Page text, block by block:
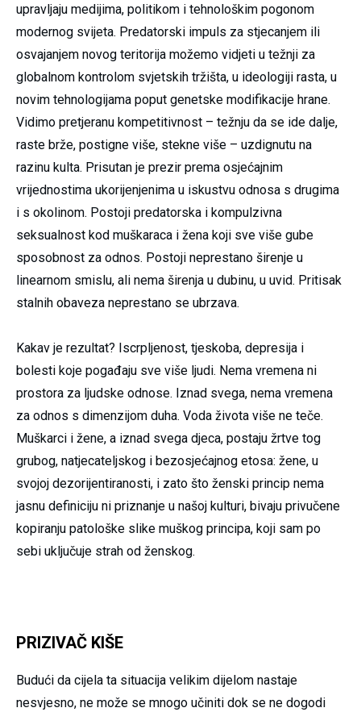
upravljaju medijima, politikom i tehnološkim pogonom
modernog svijeta. Predatorski impuls za stjecanjem ili
osvajanjem novog teritorija možemo vidjeti u težnji za
globalnom kontrolom svjetskih tržišta, u ideologiji rasta, u
novim tehnologijama poput genetske modifikacije hrane.
Vidimo pretjeranu kompetitivnost – težnju da se ide dalje,
raste brže, postigne više, stekne više – uzdignutu na
razinu kulta. Prisutan je prezir prema osjećajnim
vrijednostima ukorijenjenima u iskustvu odnosa s drugima
i s okolinom. Postoji predatorska i kompulzivna
seksualnost kod muškaraca i žena koji sve više gube
sposobnost za odnos. Postoji neprestano širenje u
linearnom smislu, ali nema širenja u dubinu, u uvid. Pritisak
stalnih obaveza neprestano se ubrzava.
Kakav je rezultat? Iscrpljenost, tjeskoba, depresija i
bolesti koje pogađaju sve više ljudi. Nema vremena ni
prostora za ljudske odnose. Iznad svega, nema vremena
za odnos s dimenzijom duha. Voda života više ne teče.
Muškarci i žene, a iznad svega djeca, postaju žrtve tog
grubog, natjecateljskog i bezosjećajnog etosa: žene, u
svojoj dezorijentiranosti, i zato što ženski princip nema
jasnu definiciju ni priznanje u našoj kulturi, bivaju privučene
kopiranju patološke slike muškog principa, koji sam po
sebi uključuje strah od ženskog.
PRIZIVAČ KIŠE
Budući da cijela ta situacija velikim dijelom nastaje
nesvjesno, ne može se mnogo učiniti dok se ne dogodi